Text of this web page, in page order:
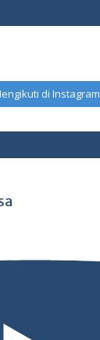
di Instagram